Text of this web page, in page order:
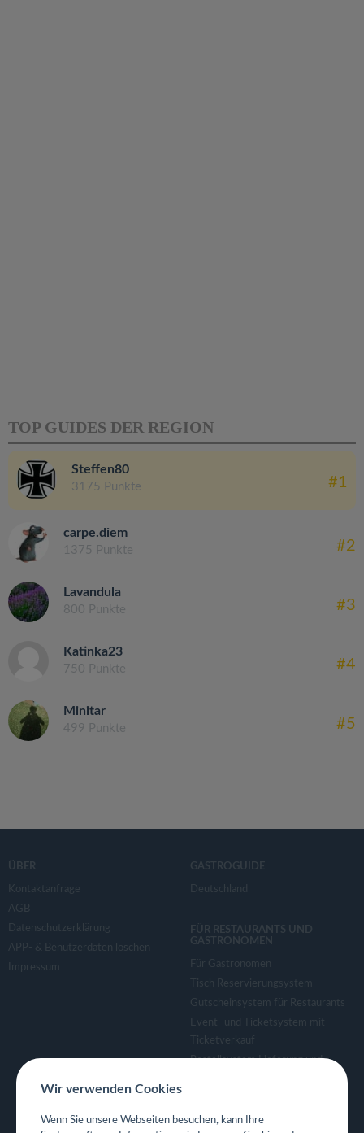
TOP GUIDES DER REGION
Steffen80
3175 Punkte #1
carpe.diem
1375 Punkte #2
Lavandula
800 Punkte #3
Katinka23
750 Punkte #4
Minitar
499 Punkte #5
ÜBER
Kontaktanfrage
AGB
Datenschutzerklärung
APP- & Benutzerdaten löschen
Impressum
GASTROGUIDE
Deutschland
FÜR RESTAURANTS UND
GASTRONOMEN
Für Gastronomen
Tisch Reservierungsystem
Gutscheinsystem für Restaurants
Event- und Ticketsystem mit
Ticketverkauf
Bestellsystem Lieferung und
Eigene App für Restaurant
Wir verwenden Cookies
Wenn Sie unsere Webseiten besuchen, kann Ihre